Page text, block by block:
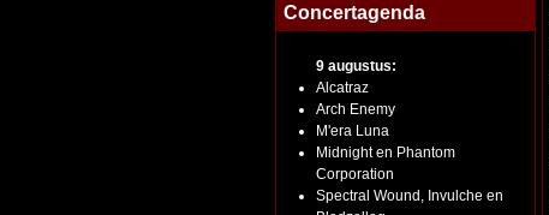
Concertagenda
9 augustus:
Alcatraz
Arch Enemy
M'era Luna
Midnight en Phantom
Corporation
Spectral Wound, Invulche en